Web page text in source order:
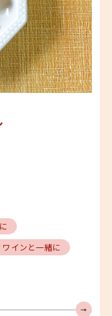
ワインと一緒に